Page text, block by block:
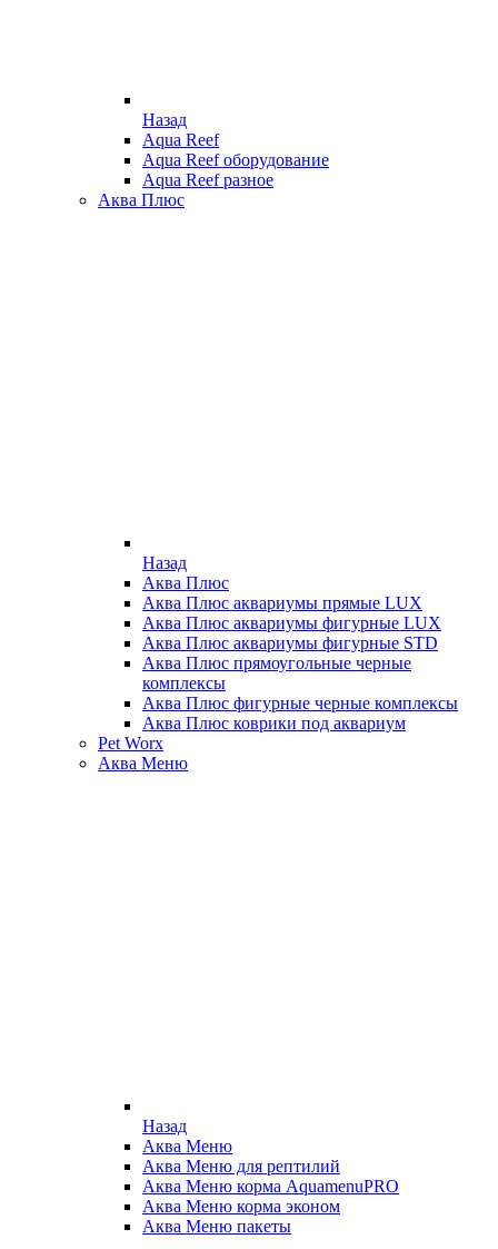
Назад
Aqua Reef
Aqua Reef оборудование
Aqua Reef разное
Аква Плюс
Назад
Аква Плюс
Аква Плюс аквариумы прямые LUX
Аква Плюс аквариумы фигурные LUX
Аква Плюс аквариумы фигурные STD
Аква Плюс прямоугольные черные
комплексы
Аква Плюс фигурные черные комплексы
Аква Плюс коврики под аквариум
Pet Worx
Аква Меню
Назад
Аква Меню
Аква Меню для рептилий
Аква Меню корма AquamenuPRO
Аква Меню корма эконом
Аква Меню пакеты